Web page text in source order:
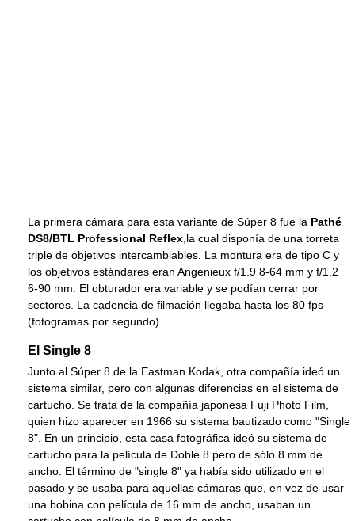
La primera cámara para esta variante de Súper 8 fue la Pathé
DS8/BTL Professional Reflex,la cual disponía de una torreta
triple de objetivos intercambiables. La montura era de tipo C y
los objetivos estándares eran Angenieux f/1.9 8-64 mm y f/1.2
6-90 mm. El obturador era variable y se podían cerrar por
sectores. La cadencia de filmación llegaba hasta los 80 fps
(fotogramas por segundo).
El Single 8
Junto al Súper 8 de la Eastman Kodak, otra compañía ideó un
sistema similar, pero con algunas diferencias en el sistema de
cartucho. Se trata de la compañía japonesa Fuji Photo Film,
quien hizo aparecer en 1966 su sistema bautizado como "Single
8". En un principio, esta casa fotográfica ideó su sistema de
cartucho para la película de Doble 8 pero de sólo 8 mm de
ancho. El término de "single 8" ya había sido utilizado en el
pasado y se usaba para aquellas cámaras que, en vez de usar
una bobina con película de 16 mm de ancho, usaban un